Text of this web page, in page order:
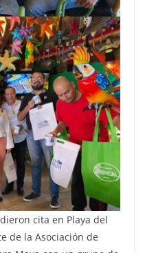
cita en Playa del
de la Asociación de